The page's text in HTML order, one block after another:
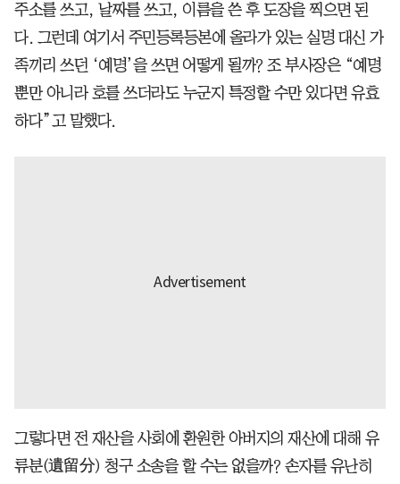
주소를 쓰고, 날짜를 쓰고, 이름을 쓴 후 도장을 찍으면 된
다. 그런데 여기서 주민등록등본에 올라가 있는 실명 대신 가
족끼리 쓰던 ‘예명’을 쓰면 어떻게 될까? 조 부사장은 “예명
뿐만 아니라 호를 쓰더라도 누군지 특정할 수만 있다면 유효
하다”고 말했다.
그렇다면 전 재산을 사회에 환원한 아버지의 재산에 대해 유
류분(遺留分) 청구 소송을 할 수는 없을까? 손자를 유난히